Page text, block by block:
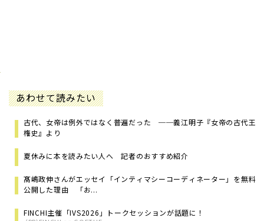
あわせて読みたい
古代、女帝は例外ではなく普遍だった ──義江明子『女帝の古代王
権史』より
夏休みに本を読みたい人へ 記者のおすすめ紹介
髙嶋政伸さんがエッセイ「インティマシーコーディネーター」を無料
公開した理由 「お...
FINCHI主催「IVS2026」トークセッションが話題に！